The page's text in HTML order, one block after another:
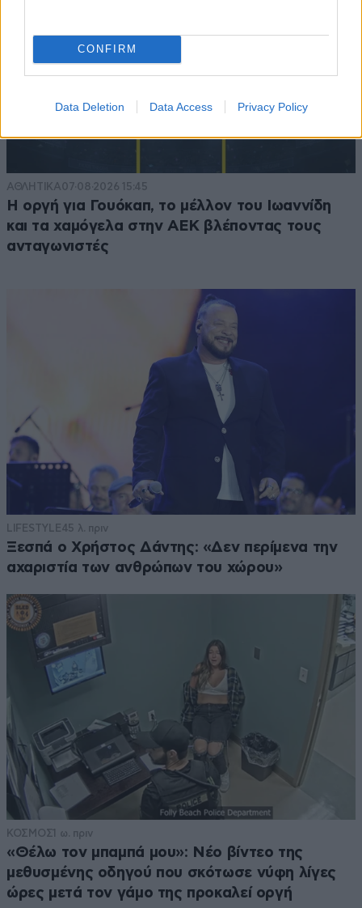
CONFIRM
Data Deletion Data Access Privacy Policy
ΑΘΛΗΤΙΚΑ07·08·2026 15:45
Η οργή για Γουόκαπ, το μέλλον του Ιωαννίδη
και τα χαμόγελα στην ΑΕΚ βλέποντας τους
ανταγωνιστές
LIFESTYLE45 λ. πριν
Ξεσπά ο Χρήστος Δάντης: «Δεν περίμενα την
αχαριστία των ανθρώπων του χώρου»
ΚΟΣΜΟΣ1 ω. πριν
«Θέλω τον μπαμπά μου»: Νέο βίντεο της
μεθυσμένης οδηγού που σκότωσε νύφη λίγες
ώρες μετά τον γάμο της προκαλεί οργή